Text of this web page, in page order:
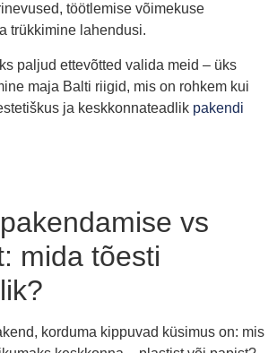
töötlemise võimekuse
trükkimine lahendusi.
paljud ettevõtted valida meid – üks
maja Balti riigid, mis on rohkem kui
ja keskkonnateadlik pakendi
vs
mida tõesti
korduma kippuvad küsimus on: mis